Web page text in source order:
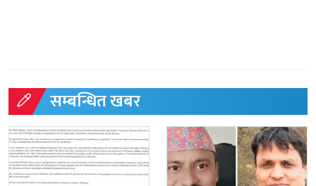
सम्बन्धित खबर